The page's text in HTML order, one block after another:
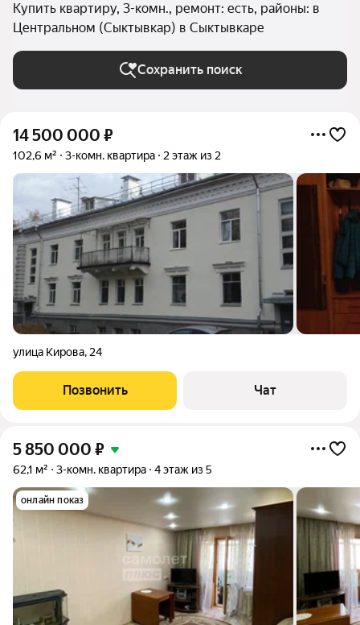
Купить квартиру, 3-комн., ремонт: есть, районы: в
Центральном (Сыктывкар) в Сыктывкаре
Сохранить поиск
14 500 000 ₽
102,6 м² 3-комн. квартира 2 этаж из 2
улица Кирова, 24
Позвонить Чат
5 850 000 ₽
62,1 м² 3-комн. квартира 4 этаж из 5
онлайн показ